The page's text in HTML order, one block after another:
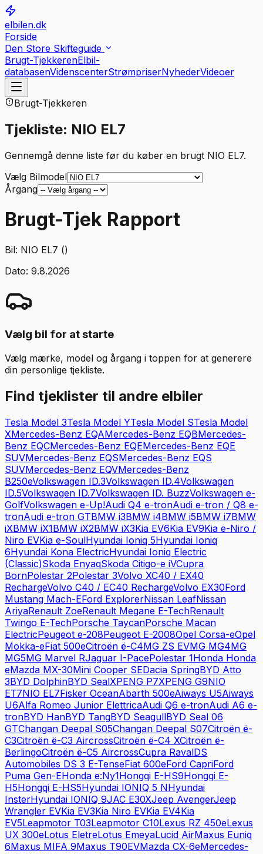
elbilen.dk
Forside
Den Store Skifteguide
Brugt-TjekkerenElbil-
databasenVidenscenterStrømpriserNyhederVideoer
Brugt-Tjekkeren
Tjekliste: NIO EL7
Gennemgå denne liste før du køber en brugt NIO EL7.
Vælg Bilmodel
Årgang
Brugt-Tjek Rapport
Bil: NIO EL7 ()
Dato: 9.8.2026
Vælg bil for at starte
Vælg mærke, model og årgang i toppen for at generere
din personlige tjekliste.
Find tjeklister til andre elbiler
Tesla Model 3Tesla Model YTesla Model STesla Model
XMercedes-Benz EQAMercedes-Benz EQBMercedes-
Benz EQCMercedes-Benz EQEMercedes-Benz EQE
SUVMercedes-Benz EQSMercedes-Benz EQS
SUVMercedes-Benz EQVMercedes-Benz
B250eVolkswagen ID.3Volkswagen ID.4Volkswagen
ID.5Volkswagen ID.7Volkswagen ID. BuzzVolkswagen e-
GolfVolkswagen e-Up!Audi Q4 e-tronAudi e-tron / Q8 e-
tronAudi e-tron GTBMW i3BMW i4BMW i5BMW i7BMW
iXBMW iX1BMW iX2BMW iX3Kia EV6Kia EV9Kia e-Niro /
Niro EVKia e-SoulHyundai Ioniq 5Hyundai Ioniq
6Hyundai Kona ElectricHyundai Ioniq Electric
(Classic)Skoda EnyaqSkoda Citigo-e iVCupra
BornPolestar 2Polestar 3Volvo XC40 / EX40
RechargeVolvo C40 / EC40 RechargeVolvo EX30Ford
Mustang Mach-EFord ExplorerNissan LeafNissan
AriyaRenault ZoeRenault Megane E-TechRenault
Twingo E-TechPorsche TaycanPorsche Macan
ElectricPeugeot e-208Peugeot E-2008Opel Corsa-eOpel
Mokka-eFiat 500eCitroën ë-C4MG ZS EVMG MG4MG
MG5MG Marvel RJaguar I-PacePolestar 1Honda Honda
eMazda MX-30Mini Cooper SEDacia SpringBYD Atto
3BYD DolphinBYD SealXPENG P7XPENG G9NIO
ET7NIO EL7Fisker OceanAbarth 500eAiways U5Aiways
U6Alfa Romeo Junior ElettricaAudi Q6 e-tronAudi A6 e-
tronBYD HanBYD TangBYD SeagullBYD Seal 06
GTChangan Deepal S05Changan Deepal S07Citroën ë-
C3Citroën ë-C3 AircrossCitroën ë-C4 XCitroën ë-
BerlingoCitroën ë-C5 AircrossCupra RavalDS
Automobiles DS 3 E-TenseFiat 600eFord CapriFord
Puma Gen-EHonda e:Ny1Hongqi E-HS9Hongqi E-
H5Hongqi E-HS5Hyundai IONIQ 5 NHyundai
InsterHyundai IONIQ 9JAC E30XJeep AvengerJeep
Wrangler EVKia EV3Kia Niro EVKia EV4Kia
EV5Leapmotor T03Leapmotor C10Lexus RZ 450eLexus
UX 300eLotus EletreLotus EmeyaLucid AirMaxus Euniq
6Maxus MIFA 9Maxus T90EVMazda CX-6eMercedes-